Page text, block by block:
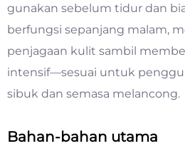
gunakan sebelum tidur dan
berfungsi sepanjang malam,
penjagaan kulit sambil
intensif—sesuai untuk
sibuk dan semasa melancong.
Bahan-bahan utama